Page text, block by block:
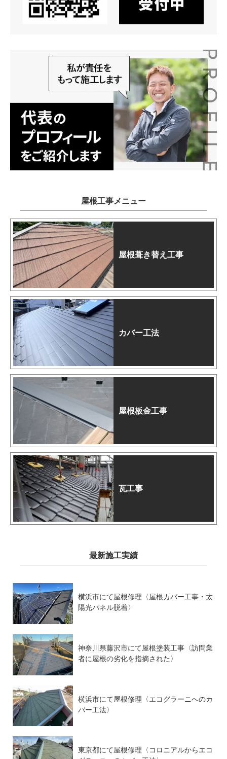
屋根工事メニュー
屋根葺き替え工事
カバー工法
屋根板金工事
瓦工事
最新施工実績
横浜市にて屋根修理〈屋根カバー工事・太
陽光パネル脱着〉
神奈川県藤沢市にて屋根塗装工事〈訪問業
者に屋根の劣化を指摘された〉
横浜市にて屋根修理〈エコグラーニへのカ
バー工法〉
東京都にて屋根修理〈コロニアルからエコ